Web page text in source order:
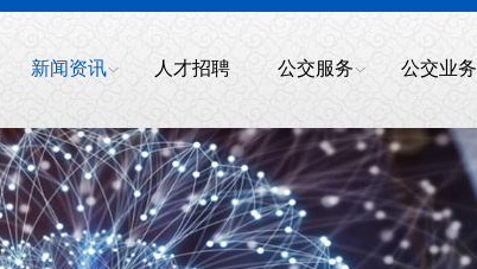
新闻资讯 人才招聘 公交服务 公交业务